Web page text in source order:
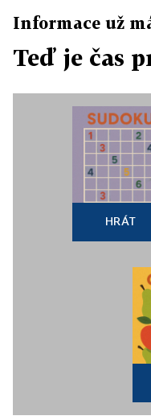
Informace už
Teď je čas
HRÁT